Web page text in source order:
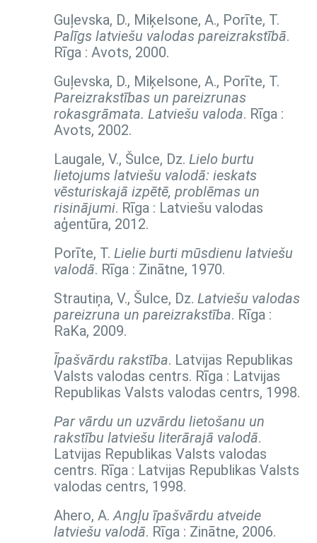
Guļevska, D., Miķelsone, A., Porīte, T.
Palīgs latviešu valodas pareizrakstībā.
Rīga : Avots, 2000.
Guļevska, D., Miķelsone, A., Porīte, T.
Pareizrakstības un pareizrunas
rokasgrāmata. Latviešu valoda. Rīga :
Avots, 2002.
Laugale, V., Šulce, Dz. Lielo burtu
lietojums latviešu valodā: ieskats
vēsturiskajā izpētē, problēmas un
risinājumi. Rīga : Latviešu valodas
aģentūra, 2012.
Porīte, T. Lielie burti mūsdienu latviešu
valodā. Rīga : Zinātne, 1970.
Strautiņa, V., Šulce, Dz. Latviešu valodas
pareizruna un pareizrakstība. Rīga :
RaKa, 2009.
Īpašvārdu rakstība. Latvijas Republikas
Valsts valodas centrs. Rīga : Latvijas
Republikas Valsts valodas centrs, 1998.
Par vārdu un uzvārdu lietošanu un
rakstību latviešu literārajā valodā.
Latvijas Republikas Valsts valodas
centrs. Rīga : Latvijas Republikas Valsts
valodas centrs, 1998.
Ahero, A.Angļu īpašvārdu atveide
latviešu valodā. Rīga : Zinātne, 2006.